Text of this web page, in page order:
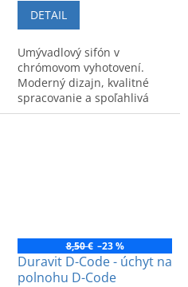
DETAIL
Umývadlový sifón v
chrómovom vyhotovení.
Moderný dizajn, kvalitné
spracovanie a spoľahlivá
funkčnosť pre každé
8,50 € –23 %
Duravit D-Code - úchyt na
polnohu D-Code